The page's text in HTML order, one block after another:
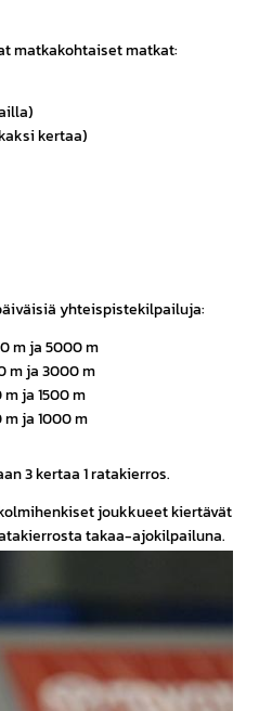
matkakohtaiset matkat:
kertaa)
yhteispistekilpailuja:
m ja 5000 m
m ja 3000 m
ja 1500 m
m ja 1000 m
3 kertaa 1 ratakierros.
joukkueet kiertävät
takaa-ajokilpailuna.